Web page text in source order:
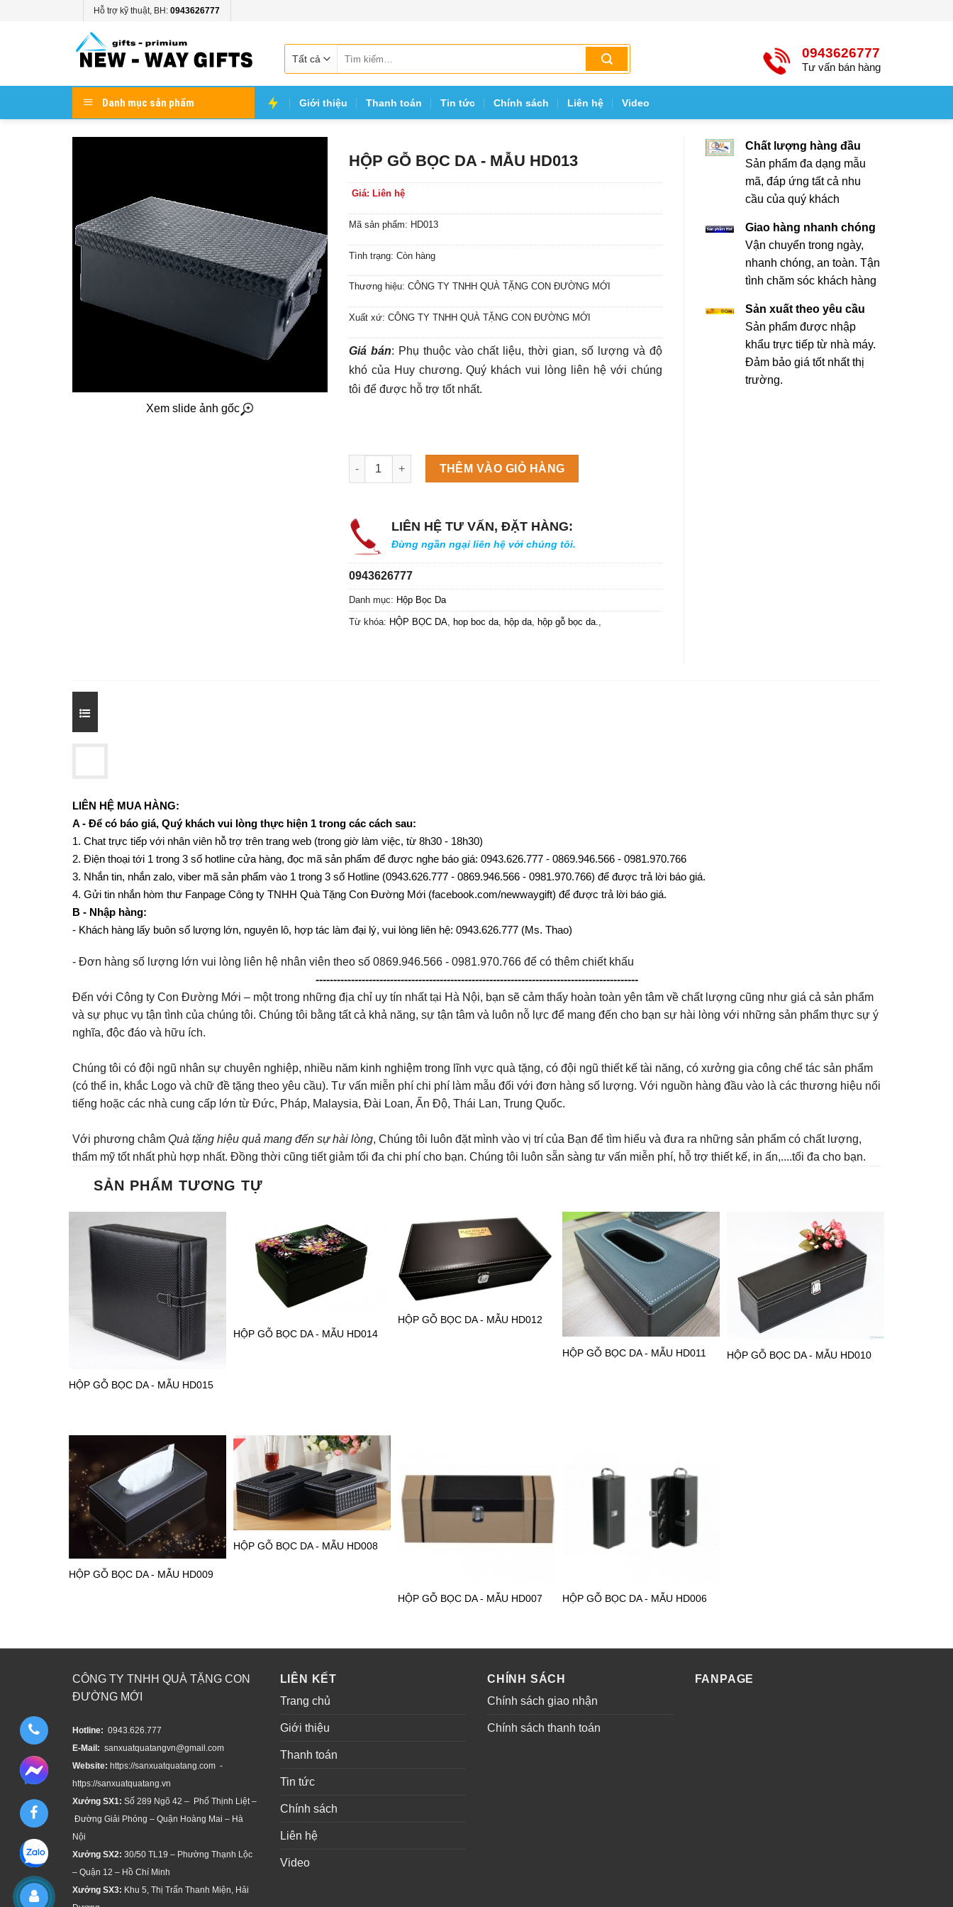
Hỗ trợ kỹ thuật, BH: 0943626777
kiếm:
0943626777
Tư vấn bán hàng
Danh mục sản phẩm Giới thiệu Thanh toán Tin tức Chính sách Liên hệ Video
Xem slide ảnh gốc
HỘP GỖ BỌC DA - MẪU HD013
Giá: Liên hệ
Mã sản phẩm: HD013
Tình trạng: Còn hàng
Thương hiệu: CÔNG TY TNHH QUÀ TẶNG CON ĐƯỜNG MỚI
Xuất xứ: CÔNG TY TNHH QUÀ TẶNG CON ĐƯỜNG MỚI
Giá bán: Phụ thuộc vào chất liệu, thời gian, số lượng và độ
khó của Huychương. Quý khách vui lòng liên hệ với chúng
tôi để được hỗ trợ tốt nhất.
Máy làm đá viên Scotsman NW458AS số lượng
THÊM VÀO GIỎ HÀNG
LIÊN HỆ TƯ VẤN, ĐẶT HÀNG:
Đừng ngần ngại liên hệ với chúng tôi.
0943626777
Danh mục: Hộp Bọc Da
Từ khóa: HỘP BỌC DA, hop boc da, hộp da, hộp gỗ bọc da.
Chất lượng hàng đầu
Sản phẩm đa dạng mẫu
mã, đáp ứng tất cả nhu
cầu của quý khách
Giao hàng nhanh chóng
Vận chuyển trong ngày,
nhanh chóng, an toàn. Tận
tình chăm sóc khách hàng
Sản xuất theo yêu cầu
Sản phẩm được nhập
khẩu trực tiếp từ nhà máy.
Đảm bảo giá tốt nhất thị
trường.
LIÊN HỆ MUA HÀNG:
A - Để có báo giá, Quý khách vui lòng thực hiện 1 trong các cách sau:
1. Chat trực tiếp với nhân viên hỗ trợ trên trang web (trong giờ làm việc, từ 8h30 - 18h30)
2. Điện thoại tới 1 trong 3 số hotline cửa hàng, đọc mã sản phẩm để được nghe báo giá: 0943.626.777 - 0869.946.566 - 0981.970.766
3. Nhắn tin, nhắn zalo, viber mã sản phẩm vào 1 trong 3 số Hotline (0943.626.777 - 0869.946.566 - 0981.970.766) để được trả lời báo giá.
4. Gửi tin nhắn hòm thư Fanpage Công ty TNHH Quà Tặng Con Đường Mới (facebook.com/newwaygift) để được trả lời báo giá.
B - Nhập hàng:
- Khách hàng lấy buôn số lượng lớn, nguyên lô, hợp tác làm đại lý, vui lòng liên hệ: 0943.626.777 (Ms. Thao)
- Đơn hàng số lượng lớn vui lòng liên hệ nhân viên theo số 0869.946.566 - 0981.970.766 để có thêm chiết khấu
-------------------------------------------------------------------------------------------
Đến với Công ty Con Đường Mới – một trong những địa chỉ uy tín nhất tại Hà Nội, bạn sẽ cảm thấy hoàn toàn yên tâm về chất lượng cũng như giá cả sản phẩm
và sự phục vụ tận tình của chúng tôi. Chúng tôi bằng tất cả khả năng, sự tận tâm và luôn nỗ lực để mang đến cho bạn sự hài lòng với những sản phẩm thực sự ý
nghĩa, độc đáo và hữu ích.
Chúng tôi có đội ngũ nhân sự chuyên nghiệp, nhiều năm kinh nghiệm trong lĩnh vực quà tặng, có đội ngũ thiết kế tài năng, có xưởng gia công chế tác sản phẩm
(có thể in, khắc Logo và chữ đề tặng theo yêu cầu). Tư vấn miễn phí chi phí làm mẫu đối với đơn hàng số lượng. Với nguồn hàng đầu vào là các thương hiệu nổi
tiếng hoặc các nhà cung cấp lớn từ Đức, Pháp, Malaysia, Đài Loan, Ấn Độ, Thái Lan, Trung Quốc.
Với phương châm Quà tặng hiệu quả mang đến sự hài lòng, Chúng tôi luôn đặt mình vào vị trí của Bạn để tìm hiểu và đưa ra những sản phẩm có chất lượng,
thẩm mỹ tốt nhất phù hợp nhất. Đồng thời cũng tiết giảm tối đa chi phí cho bạn. Chúng tôi luôn sẵn sàng tư vấn miễn phí, hỗ trợ thiết kế, in ấn,....tối đa cho bạn.
SẢN PHẨM TƯƠNG TỰ
HỘP GỖ BỌC DA - MẪU HD015
HỘP GỖ BỌC DA - MẪU HD014
HỘP GỖ BỌC DA - MẪU HD012
HỘP GỖ BỌC DA - MẪU HD011 HỘP GỖ BỌC DA - MẪU HD010
HỘP GỖ BỌC DA - MẪU HD009
HỘP GỖ BỌC DA - MẪU HD008
HỘP GỖ BỌC DA - MẪU HD007 HỘP GỖ BỌC DA - MẪU HD006
CÔNG TY TNHH QUÀ TẶNG CON
ĐƯỜNG MỚI
Hotline: 0943.626.777
E-Mail: sanxuatquatangvn@gmail.com
Website: https://sanxuatquatang.com -
https://sanxuatquatang.vn
Xưởng SX1: Số 289 Ngõ 42 – Phố Thịnh Liệt –
Đường Giải Phóng – Quận Hoàng Mai – Hà
Nội
Xưởng SX2: 30/50 TL19 – Phường Thạnh Lộc
– Quận 12 – Hồ Chí Minh
Xưởng SX3: Khu 5, Thị Trấn Thanh Miện, Hải
LIÊN KẾT
Trang chủ
Giới thiệu
Thanh toán
Tin tức
Chính sách
Liên hệ
Video
CHÍNH SÁCH
Chính sách giao nhận
Chính sách thanh toán
FANPAGE